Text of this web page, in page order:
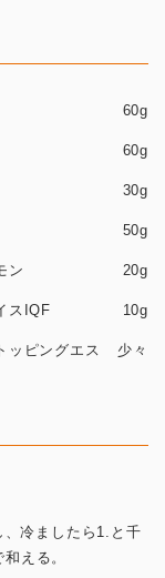
60g
60g
30g
50g
ン 20g
スIQF 10g
ッピングエス
少々
冷ましたら1.と千
える。